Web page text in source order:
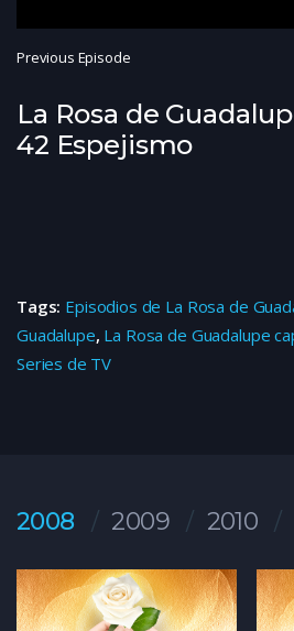
Previous Episode
La Rosa de
42 Espejismo
Tags: Episodios de La Rosa de
Guadalupe, La Rosa de Guadalupe
Series de TV
2008 2009 2010